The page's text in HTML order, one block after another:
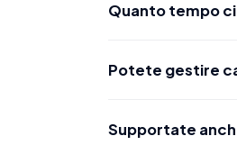
Quanto tempo
richieste.
Potete gestire
Supportate